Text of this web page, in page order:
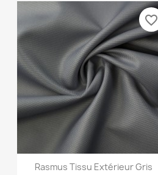
Aperçu rapide
Rasmus Tissu Extérieur Gris
favorite_border